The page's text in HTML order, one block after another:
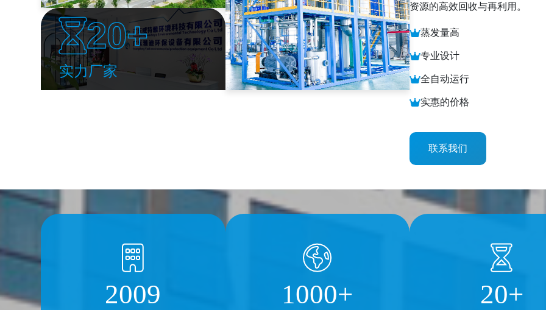
20+
实力厂家
资源的高效回收与再利用。
蒸发量高
专业设计
全自动运行
实惠的价格
联系我们
2009 1000+ 20+